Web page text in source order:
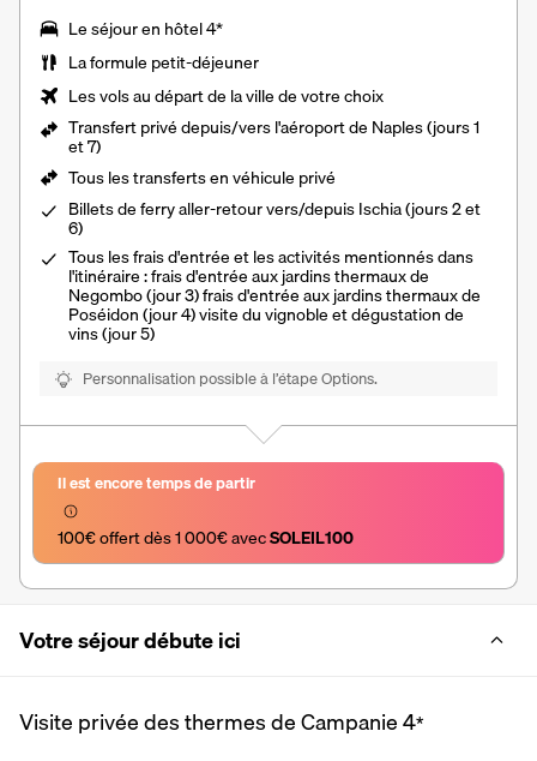
Le séjour en hôtel 4*
La formule petit-déjeuner
Les vols au départ de la ville de votre choix
Transfert privé depuis/vers l'aéroport de Naples (jours 1
et 7)
Tous les transfertsen véhicule privé
Billets de ferry aller-retour vers/depuis Ischia (jours 2 et
6)
Tous les frais d'entrée et les activités mentionnés dans
l'itinéraire : frais d'entrée aux jardins thermaux de
Negombo (jour 3) frais d'entrée aux jardins thermaux de
Poséidon (jour 4) visite du vignoble et dégustation de
vins (jour 5)
Personnalisation possible à l’étape Options.
Il est encore temps de partir
100€ offert dès 1 000€ avec SOLEIL100
Votre séjour débute ici
Visite privée des thermes de Campanie4*